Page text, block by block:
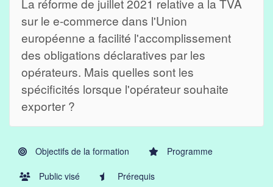
La réforme de juillet 2021 relative a la TVA
sur le e-commerce dans l'Union
européenne a facilité l'accomplissement
des obligations déclaratives par les
opérateurs. Mais quelles sont les
spécificités lorsque l'opérateur souhaite
exporter ?
Objectifs de la formation Programme
Public visé Prérequis